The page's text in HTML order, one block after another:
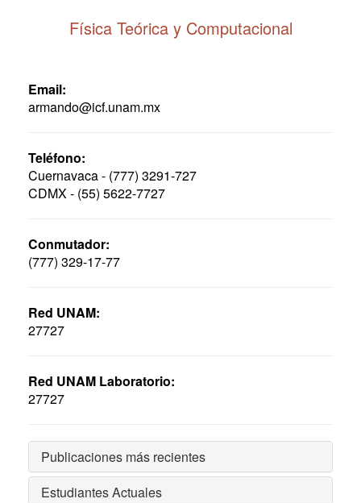
Física Teórica y Computacional
Email:
armando@icf.unam.mx
Teléfono:
Cuernavaca - (777) 3291-727
CDMX - (55) 5622-7727
Conmutador:
(777) 329-17-77
Red UNAM:
27727
Red UNAM Laboratorio:
27727
Publicaciones más recientes
Estudiantes Actuales